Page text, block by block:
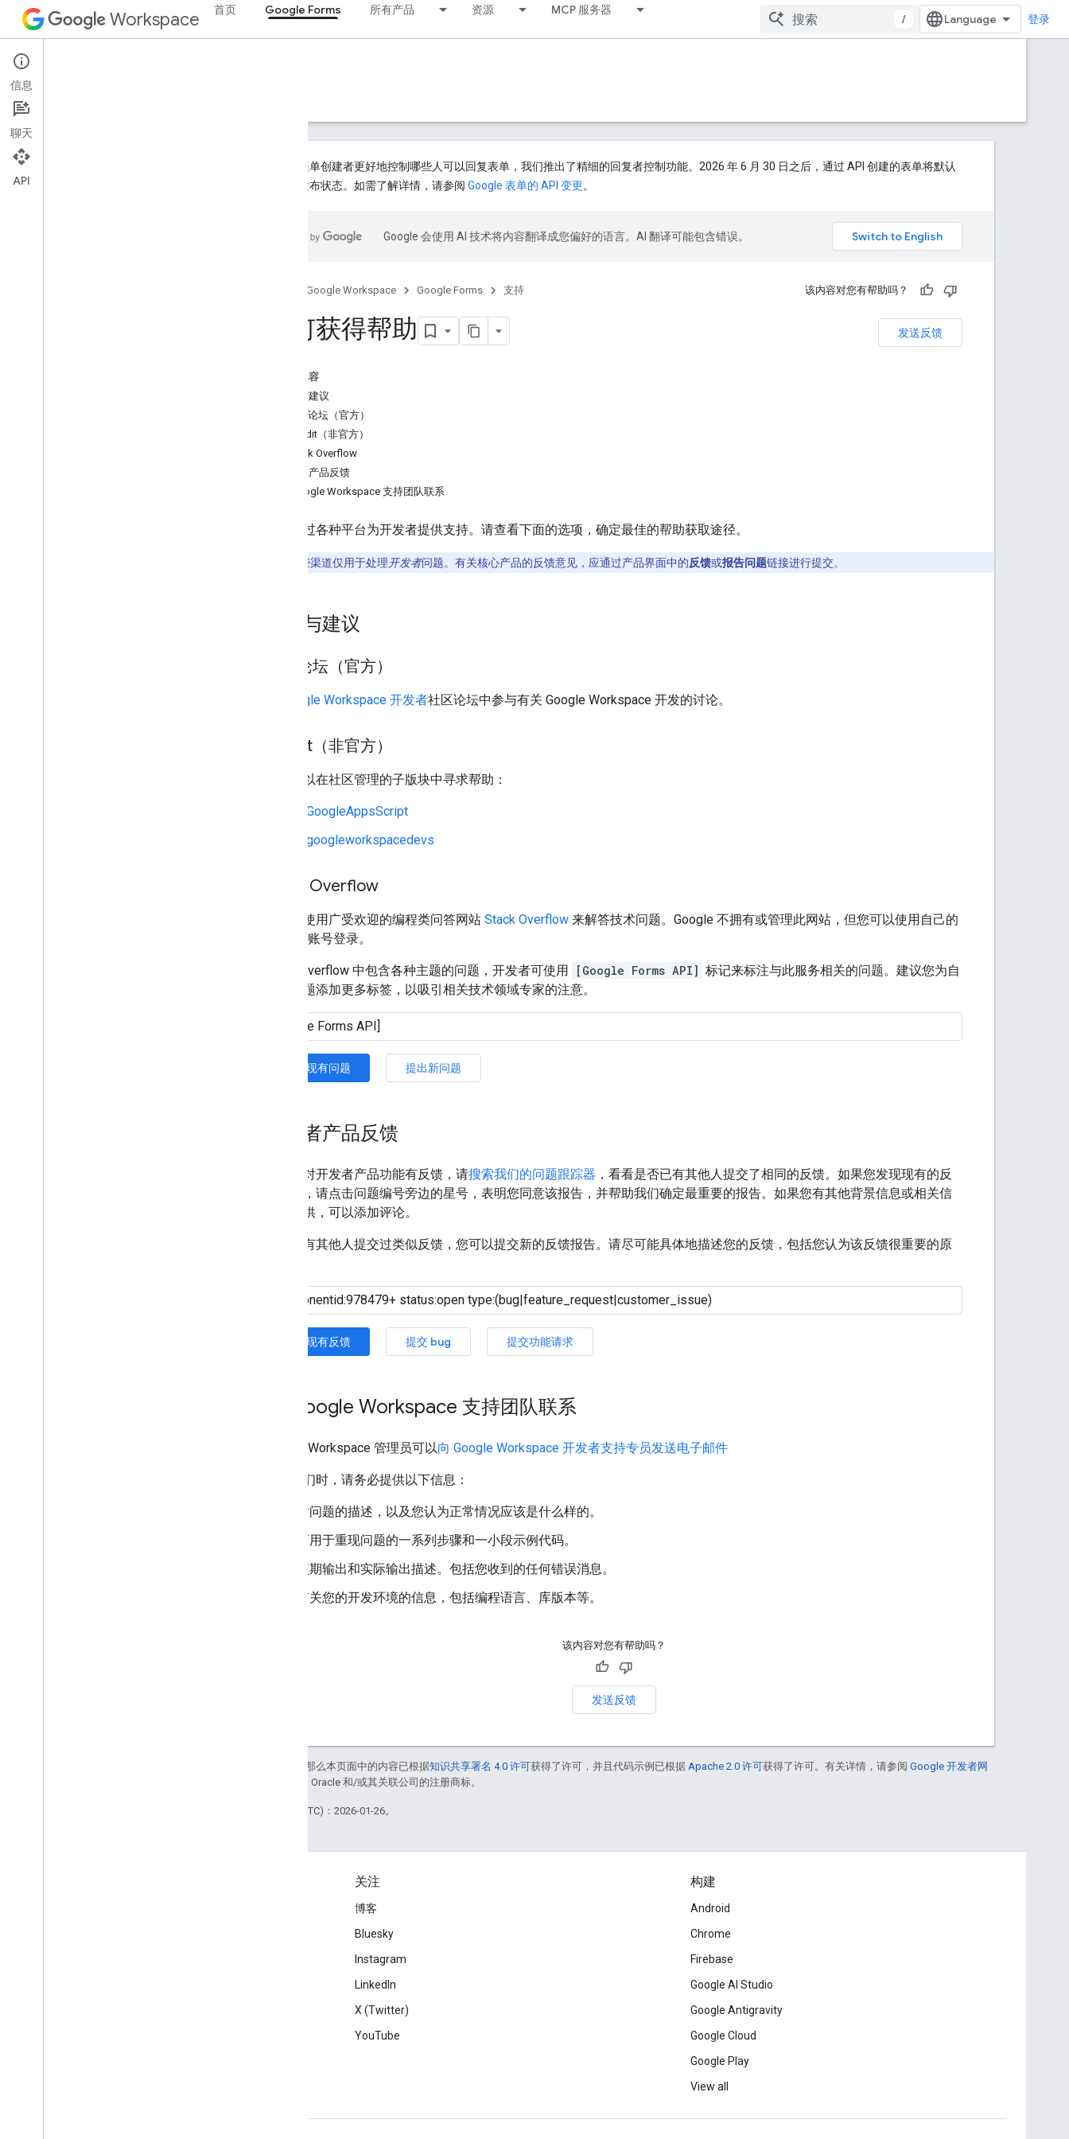
Workspace 首页 Google Forms 所有产品 资源 MCP 服务器
/ 登录
Google Forms
概览
为了让表单创建者更好地控制哪些人可以回复表单，我们推出了精细的回复者控制功能。2026 年 6 月 30 日之后，通过 API 创建的表单将默认
处于未发布状态。如需了解详情，请参阅 Google 表单的 API 变更。
Google 会使用 AI 技术将内容翻译成您偏好的语言。AI 翻译可能包含错误。
Google Workspace Google Forms 支持 该内容对您有帮助吗？
发送反馈
如何获得帮助
本页内容
问题与建议
社区论坛（官方）
Reddit（非官方）
Stack Overflow
开发者产品反馈
与 Google Workspace 支持团队联系
我们通过各种平台为开发者提供支持。请查看下面的选项，确定最佳的帮助获取途径。
这些渠道仅用于处理开发者问题。有关核心产品的反馈意见，应通过产品界面中的反馈或报告问题链接进行提交。
问题与建议
社区论坛（官方）
Google Workspace 开发者社区论坛中参与有关 Google Workspace 开发的讨论。
Reddit（非官方）
您还可以在社区管理的子版块中寻求帮助：
r/GoogleAppsScript
r/googleworkspacedevs
Stack Overflow
我们还使用广受欢迎的编程类问答网站 Stack Overflow 来解答技术问题。Google 不拥有或管理此网站，但您可以使用自己的
Google 账号登录。
Stack Overflow 中包含各种主题的问题，开发者可使用 [Google Forms API] 标记来标注与此服务相关的问题。建议您为自
己的问题添加更多标签，以吸引相关技术领域专家的注意。
搜索现有问题 提出新问题
开发者产品反馈
如果您对开发者产品功能有反馈，请搜索我们的问题跟踪器 ，看看是否已有其他人提交了相同的反馈。如果您发现现有的反
馈报告，请点击问题编号旁边的星号，表明您同意该报告，并帮助我们确定最重要的报告。如果您有其他背景信息或相关信
息要提供，可以添加评论。
如果没有其他人提交过类似反馈，您可以提交新的反馈报告。请尽可能具体地描述您的反馈，包括您认为该反馈很重要的原
搜索现有反馈 提交 bug 提交功能请求
与 Google Workspace 支持团队联系
Google Workspace 管理员可以向 Google Workspace 开发者支持专员发送电子邮件
联系我们时，请务必提供以下信息：
对问题的描述，以及您认为正常情况应该是什么样的。
可用于重现问题的一系列步骤和一小段示例代码。
预期输出和实际输出描述。包括您收到的任何错误消息。
有关您的开发环境的信息，包括编程语言、库版本等。
该内容对您有帮助吗？
发送反馈
如未另行说明，那么本页面中的内容已根据知识共享署名 4.0 许可获得了许可，并且代码示例已根据 Apache 2.0 许可获得了许可。有关详情，请参阅 Google 开发者网
。Java 是 Oracle 和/或其关联公司的注册商标。
最后更新时间 (UTC)：2026-01-26。
关注
博客
Bluesky
Instagram
LinkedIn
X (Twitter)
YouTube
构建
Android
Chrome
Firebase
Google AI Studio
Google Antigravity
Google Cloud
Google Play
View all
信息
聊天
API